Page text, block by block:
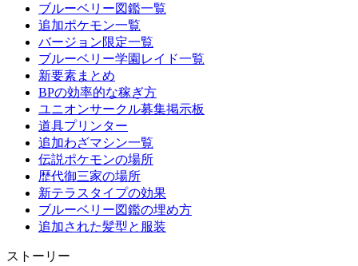
ブルーベリー図鑑一覧
追加ポケモン一覧
バージョン限定一覧
ブルーベリー学園レイド一覧
新要素まとめ
BPの効率的な稼ぎ方
ユニオンサークル募集掲示板
道具プリンター
追加わざマシン一覧
伝説ポケモンの場所
歴代御三家の場所
新テラスタイプの効果
ブルーベリー図鑑の埋め方
追加された髪型と服装
ストーリー